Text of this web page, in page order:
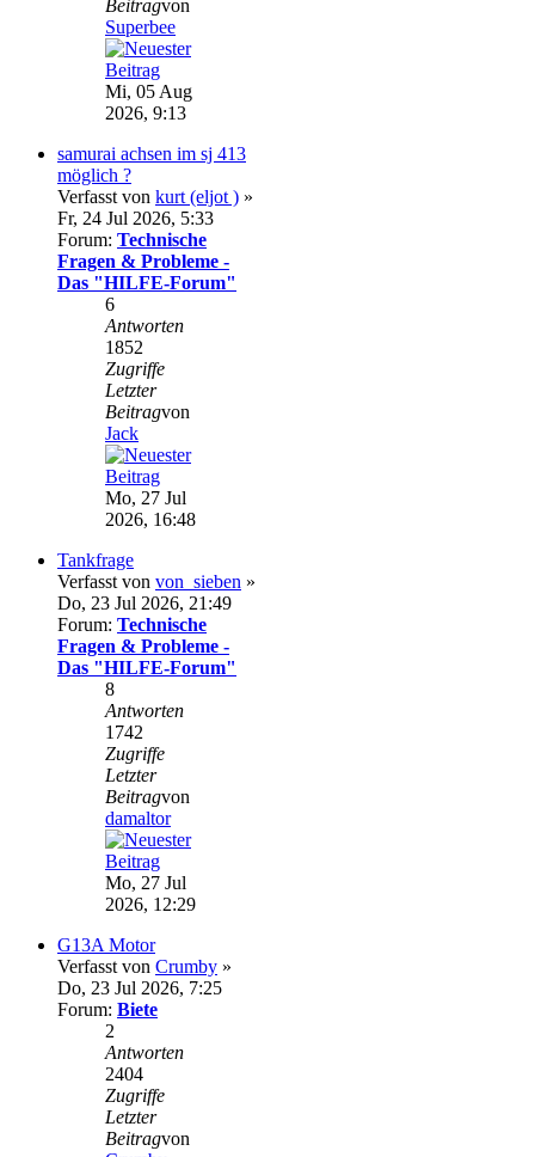
Beitragvon
Superbee
Mi, 05 Aug
2026, 9:13
samurai achsen im sj 413
möglich ?
Verfasst von kurt (eljot ) »
Fr, 24 Jul 2026, 5:33
Forum: Technische
Fragen & Probleme -
Das "HILFE-Forum"
6
Antworten
1852
Zugriffe
Letzter
Beitragvon
Jack
Mo, 27 Jul
2026, 16:48
Tankfrage
Verfasst von von_sieben »
Do, 23 Jul 2026, 21:49
Forum: Technische
Fragen & Probleme -
Das "HILFE-Forum"
8
Antworten
1742
Zugriffe
Letzter
Beitragvon
damaltor
Mo, 27 Jul
2026, 12:29
G13A Motor
Verfasst von Crumby »
Do, 23 Jul 2026, 7:25
Forum: Biete
2
Antworten
2404
Zugriffe
Letzter
Beitragvon